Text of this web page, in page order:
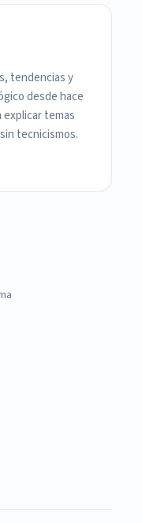
tendencias y
desde hace
explicar temas
tecnicismos.